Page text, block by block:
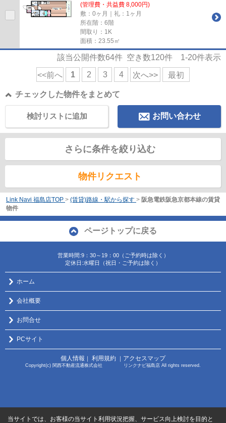
(管理費・共益費 8,000円)
敷：0ヶ月｜礼：1ヶ月
所在階：6階
間取り：1K
面積：23.55㎡
該当公開件数64件 空き数120件 1-20件表示
<<前へ 1 2 3 4 次へ>> 最初
チェックした物件をまとめて
お問い合わせ
検討リストに追加
さらに条件を絞り込む
物件リクエスト
Link Navi 福島店TOP > (賃貸)路線・駅から探す > 阪急電鉄阪急京都本線の賃貸
物件
ページトップに戻る
営業時間:9：30～19：00（ご予約時は除く）
定休日:水曜日（祝日・ご予約は除く）
ホーム
会社概要
お問合せ
PCサイト
個人情報 ｜ 利用規約 ｜ アクセスマップ
Copyright(c) 関西不動産流通株式会社 リンクナビ福島店 All rights reserved.
当サイトでは、お客様の当サイト利用状況把握、サービス向上検討を目的と